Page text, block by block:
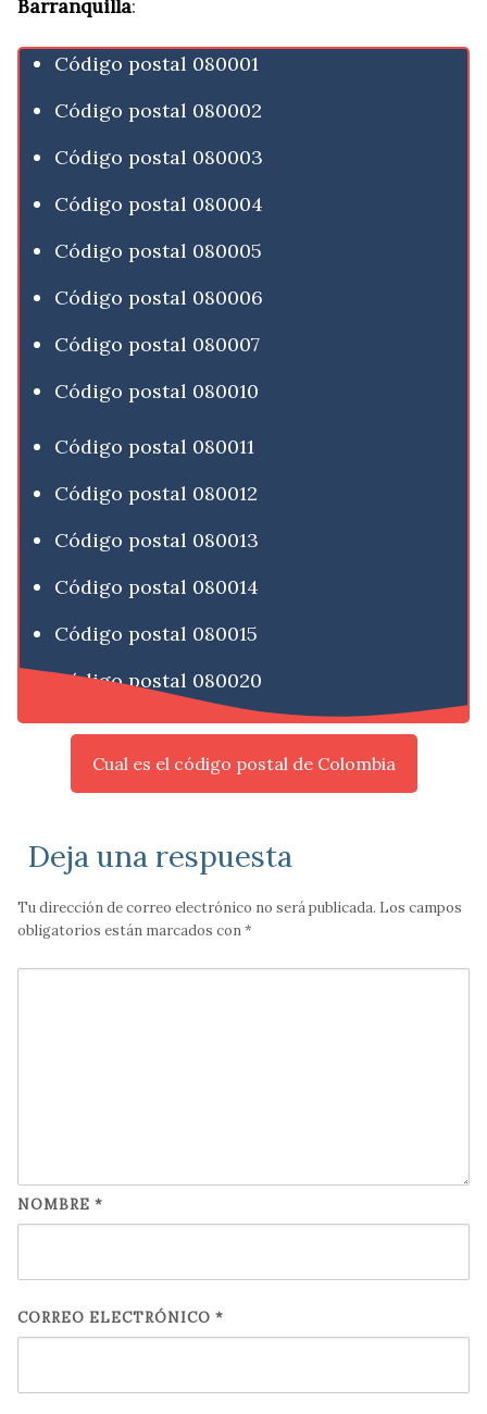
Barranquilla:
Código postal 080001
Código postal 080002
Código postal 080003
Código postal 080004
Código postal 080005
Código postal 080006
Código postal 080007
Código postal 080010
Código postal 080011
Código postal 080012
Código postal 080013
Código postal 080014
Código postal 080015
Código postal 080020
Cual es el código postal de Colombia
Deja una respuesta
Tu dirección de correo electrónico no será publicada. Los campos
obligatorios están marcados con*
NOMBRE *
CORREO ELECTRÓNICO *